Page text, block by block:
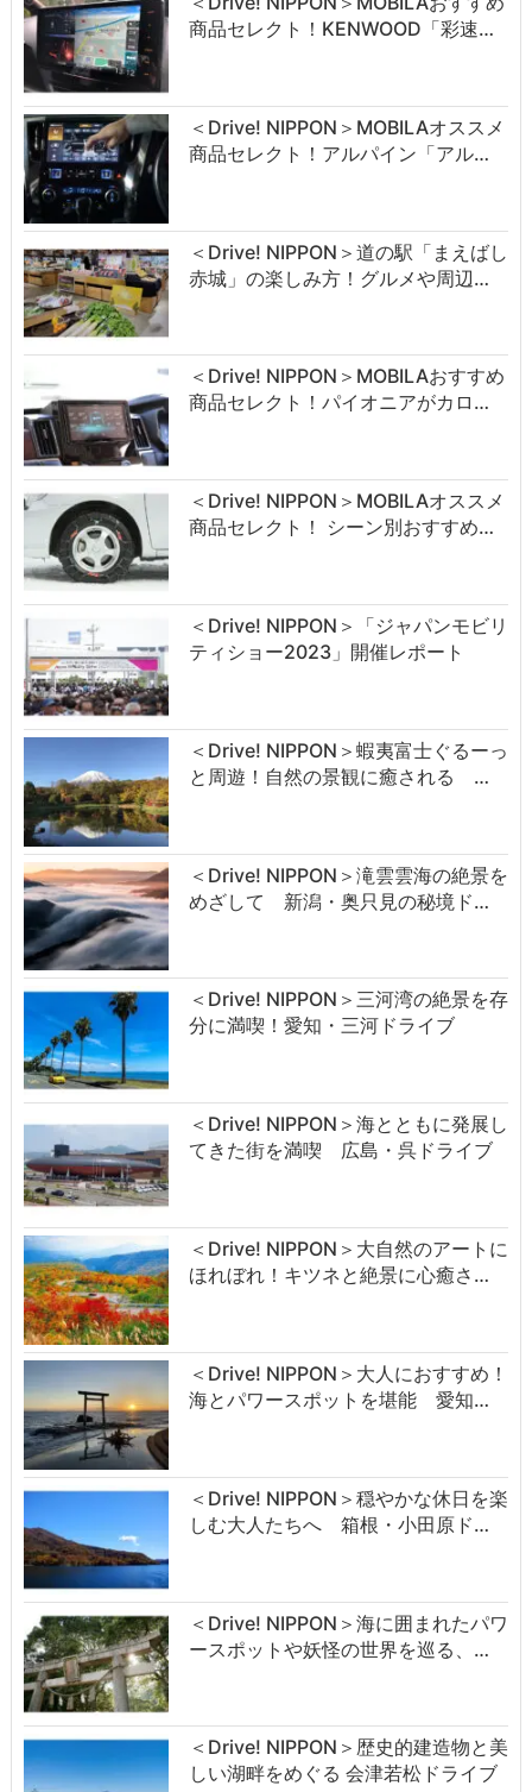
商品セレクト！KENWOOD「彩速…
＜Drive! NIPPON＞MOBILAオススメ
商品セレクト！アルパイン「アル…
＜Drive! NIPPON＞道の駅「まえばし
赤城」の楽しみ方！グルメや周辺…
＜Drive! NIPPON＞MOBILAおすすめ
商品セレクト！パイオニアがカロ…
＜Drive! NIPPON＞MOBILAオススメ
商品セレクト！ シーン別おすすめ…
＜Drive! NIPPON＞「ジャパンモビリ
ティショー2023」開催レポート
＜Drive! NIPPON＞蝦夷富士ぐるーっ
と周遊！自然の景観に癒される …
＜Drive! NIPPON＞滝雲雲海の絶景を
めざして 新潟・奥只見の秘境ド…
＜Drive! NIPPON＞三河湾の絶景を存
分に満喫！愛知・三河ドライブ
＜Drive! NIPPON＞海とともに発展し
てきた街を満喫 広島・呉ドライブ
＜Drive! NIPPON＞大自然のアートに
ほれぼれ！キツネと絶景に心癒さ…
＜Drive! NIPPON＞大人におすすめ！
海とパワースポットを堪能 愛知…
＜Drive! NIPPON＞穏やかな休日を楽
しむ大人たちへ 箱根・小田原ド…
＜Drive! NIPPON＞海に囲まれたパワ
ースポットや妖怪の世界を巡る、…
＜Drive! NIPPON＞歴史的建造物と美
しい湖畔をめぐる 会津若松ドライブ